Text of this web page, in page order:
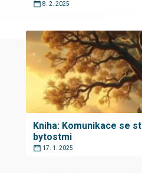
8. 2. 2025
Kniha: Komunikace se
bytostmi
17. 1. 2025